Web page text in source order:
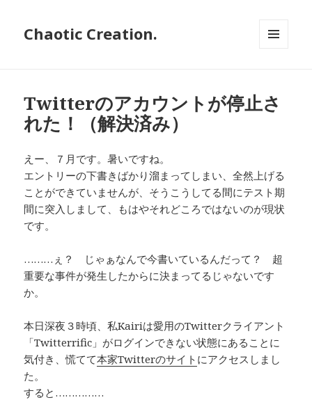
Chaotic Creation.
Twitterのアカウントが停止さ
れた！（解決済み）
えー、７月です。暑いですね。
エントリーの下書きばかり溜まってしまい、全然上げる
ことができていませんが、そうこうしてる間にテスト期
間に突入しまして、もはやそれどころではないのが現状
です。
………ぇ？ じゃぁなんで今書いているんだって？ 超
重要な事件が発生したからに決まってるじゃないです
か。
本日深夜３時頃、私Kairiは愛用のTwitterクライアント
「Twitterrific」がログインできない状態にあることに
気付き、慌てて本家Twitterのサイト にアクセスしまし
た。
すると……………